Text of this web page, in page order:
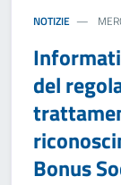
NOTIZIE
del
Bonus